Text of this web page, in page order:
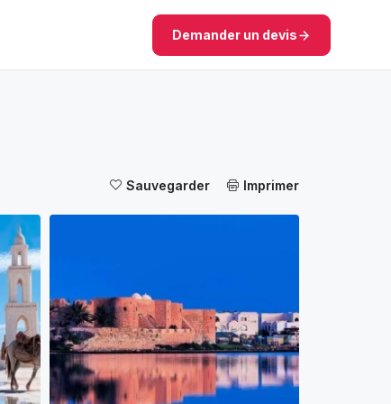
Demander un devis
Sauvegarder Imprimer